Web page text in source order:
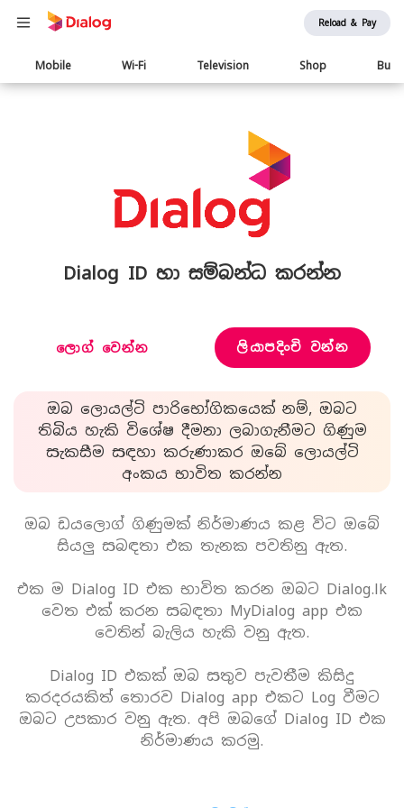
Reload & Pay
Main
navigation
Mobile Wi-Fi Television Shop
Dialog ID හා සම්බන්ධ කරන්න
ලොග් වෙන්න ලියාපදිංචි වන්න
ඔබ ලොයල්ටි පාරිභෝගිකයෙක් නම්, ඔබට
තිබිය හැකි විශේෂ දීමනා ලබාගැනීමට ගිණුම
සැකසීම සඳහා කරුණාකර ඔබේ ලොයල්ටි
අංකය භාවිත කරන්න
ඔබ ඩයලොග් ගිණුමක් නිර්මාණය කළ විට ඔබේ
සියලු සබඳතා එක තැනක පවතිනු ඇත.
එක ම Dialog ID එක භාවිත කරන ඔබට Dialog.lk
වෙත එක් කරන සබඳතා MyDialog app එක
වෙතින් බැලිය හැකි වනු ඇත.
Dialog ID එකක් ඔබ සතුව පැවතීම කිසිදු
කරදරයකිත් තොරව Dialog app එකට Log වීමට
ඔබට උපකාර වනු ඇත. අපි ඔබගේ Dialog ID එක
නිර්මාණය කරමු.